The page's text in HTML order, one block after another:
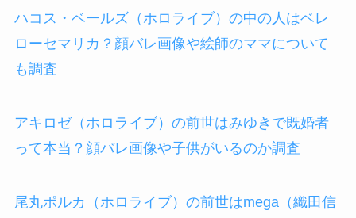
ハコス・ベールズ（ホロライブ）の中の人はベレ
ローセマリカ？顔バレ画像や絵師のママについて
も調査
アキロゼ（ホロライブ）の前世はみゆきで既婚者
って本当？顔バレ画像や子供がいるのか調査
尾丸ポルカ（ホロライブ）の前世はmega（織田信